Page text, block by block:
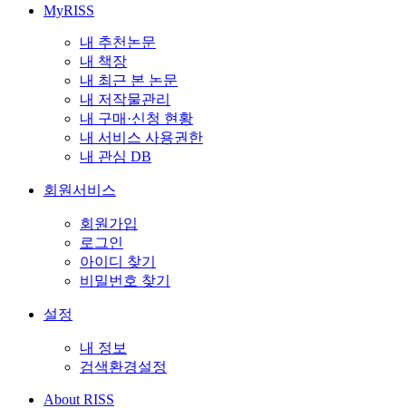
MyRISS
내 추천논문
내 책장
내 최근 본 논문
내 저작물관리
내 구매·신청 현황
내 서비스 사용권한
내 관심 DB
회원서비스
회원가입
로그인
아이디 찾기
비밀번호 찾기
설정
내 정보
검색환경설정
About RISS